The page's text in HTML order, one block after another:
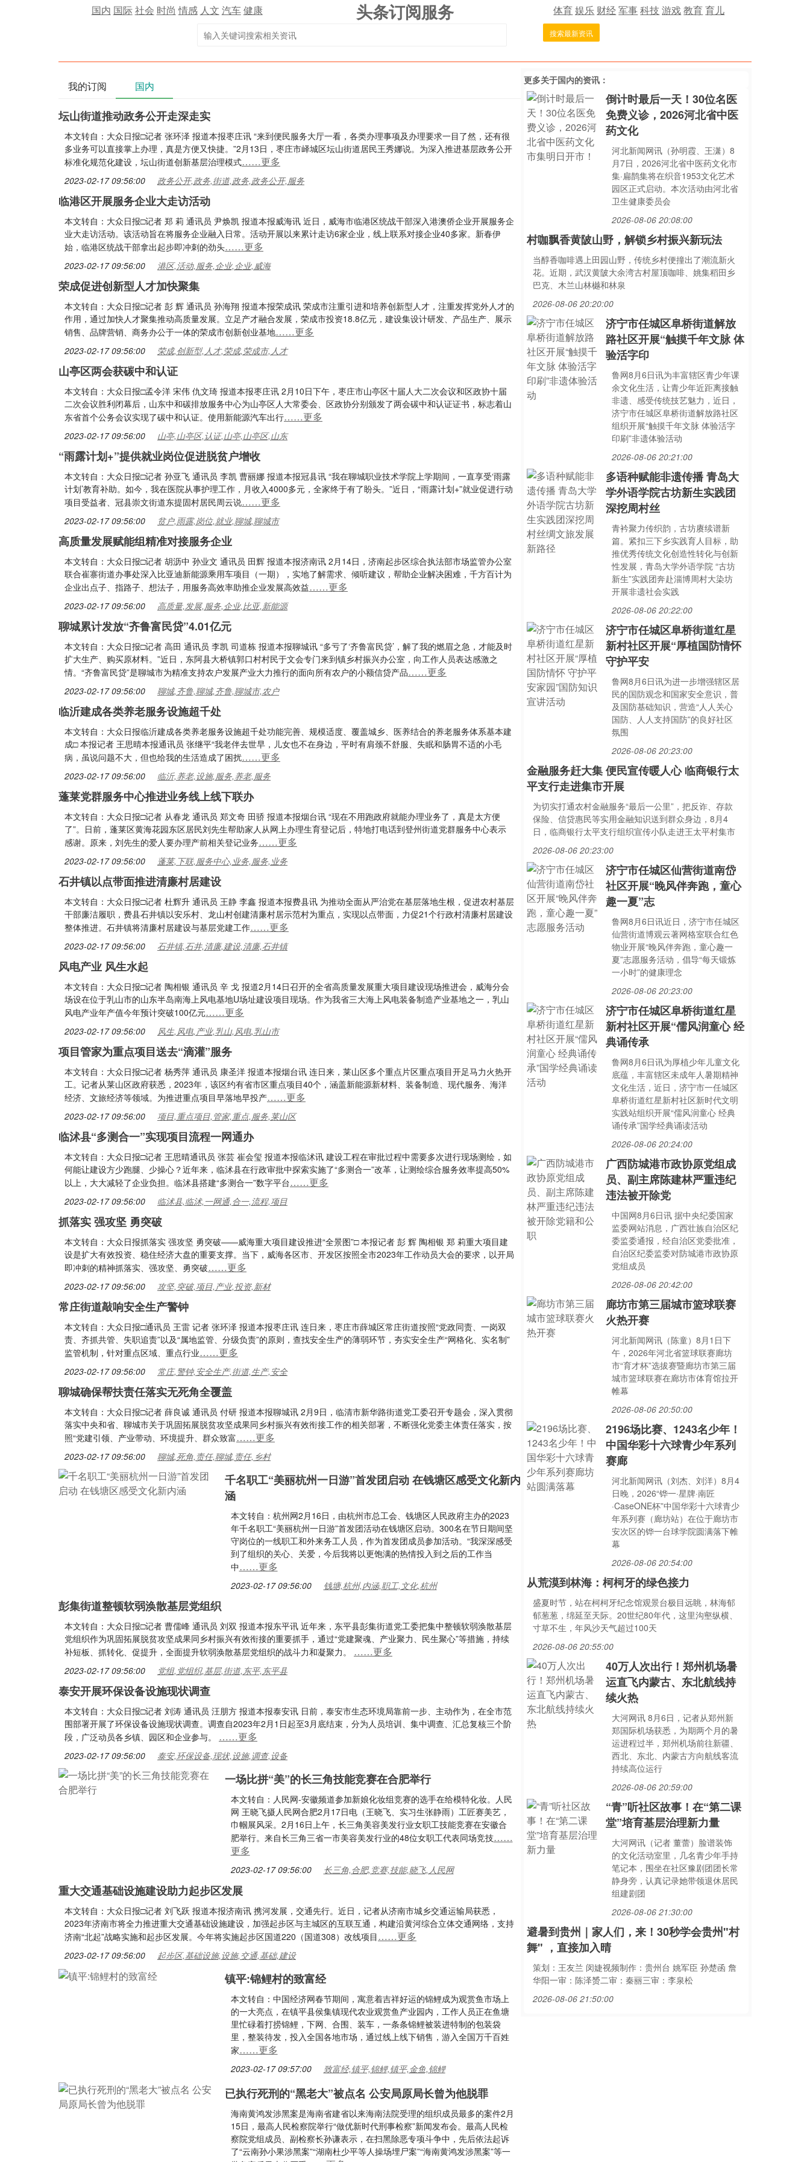
国内 国际社会 时尚 情感 人文 汽车健康 头条订阅服务 体育娱乐 财经军事科技游戏教育育儿
搜索最新资讯
我的订阅 国内
坛山街道推动政务公开走深走实
本文转自：大众日报□记者 张环泽 报道本报枣庄讯 “来到便民服务大厅一看，各类办理事项及办理要求一目了然，还有很
多业务可以直接掌上办理，真是方便又快捷。”2月13日，枣庄市峄城区坛山街道居民王秀娜说。为深入推进基层政务公开
标准化规范化建设，坛山街道创新基层治理模式……更多
2023-02-17 09:56:00 政务公开,政务,街道,政务,政务公开,服务
临港区开展服务企业大走访活动
本文转自：大众日报□记者 郑 莉 通讯员 尹焕凯 报道本报威海讯 近日，威海市临港区统战干部深入港澳侨企业开展服务企
业大走访活动。该活动旨在将服务企业融入日常。活动开展以来累计走访6家企业，线上联系对接企业40多家。新春伊
始，临港区统战干部拿出起步即冲刺的劲头……更多
2023-02-17 09:56:00 港区,活动,服务,企业,企业,威海
荣成促进创新型人才加快聚集
本文转自：大众日报□记者 彭 辉 通讯员 孙海翔 报道本报荣成讯 荣成市注重引进和培养创新型人才，注重发挥党外人才的
作用，通过加快人才聚集推动高质量发展。立足产才融合发展，荣成市投资18.8亿元，建设集设计研发、产品生产、展示
销售、品牌营销、商务办公于一体的荣成市创新创业基地……更多
2023-02-17 09:56:00 荣成,创新型,人才,荣成,荣成市,人才
山亭区两会获碳中和认证
本文转自：大众日报□孟令洋 宋伟 仇文琦 报道本报枣庄讯 2月10日下午，枣庄市山亭区十届人大二次会议和区政协十届
二次会议胜利闭幕后，山东中和碳排放服务中心为山亭区人大常委会、区政协分别颁发了两会碳中和认证证书，标志着山
东省首个公务会议实现了碳中和认证。使用新能源汽车出行……更多
2023-02-17 09:56:00 山亭,山亭区,认证,山亭,山亭区,山东
“雨露计划+”提供就业岗位促进脱贫户增收
本文转自：大众日报□记者 孙亚飞 通讯员 李凯 曹丽娜 报道本报冠县讯 “我在聊城职业技术学院上学期间，一直享受‘雨露
计划’教育补助。如今，我在医院从事护理工作，月收入4000多元，全家终于有了盼头。”近日，“雨露计划+”就业促进行动
项目受益者、冠县崇文街道东提固村居民周云说……更多
2023-02-17 09:56:00 贫户,雨露,岗位,就业,聊城,聊城市
高质量发展赋能组精准对接服务企业
本文转自：大众日报□记者 胡沥中 孙业文 通讯员 田辉 报道本报济南讯 2月14日，济南起步区综合执法部市场监管办公室
联合崔寨街道办事处深入比亚迪新能源乘用车项目（一期），实地了解需求、倾听建议，帮助企业解决困难，千方百计为
企业出点子、指路子、想法子，用服务高效率助推企业发展高效益……更多
2023-02-17 09:56:00 高质量,发展,服务,企业,比亚,新能源
聊城累计发放“齐鲁富民贷”4.01亿元
本文转自：大众日报□记者 高田 通讯员 李凯 司道栋 报道本报聊城讯 “多亏了‘齐鲁富民贷’，解了我的燃眉之急，才能及时
扩大生产、购买原材料。”近日，东阿县大桥镇郭口村村民于文会专门来到镇乡村振兴办公室，向工作人员表达感激之
情。“齐鲁富民贷”是聊城市为精准支持农户发展产业大力推行的面向所有农户的小额信贷产品……更多
2023-02-17 09:56:00 聊城,齐鲁,聊城,齐鲁,聊城市,农户
临沂建成各类养老服务设施超千处
本文转自：大众日报临沂建成各类养老服务设施超千处功能完善、规模适度、覆盖城乡、医养结合的养老服务体系基本建
成□ 本报记者 王思晴本报通讯员 张继平“我老伴去世早，儿女也不在身边，平时有肩颈不舒服、失眠和肠胃不适的小毛
病，虽说问题不大，但也给我的生活造成了困扰……更多
2023-02-17 09:56:00 临沂,养老,设施,服务,养老,服务
蓬莱党群服务中心推进业务线上线下联办
本文转自：大众日报□记者 从春龙 通讯员 郑文奇 田骄 报道本报烟台讯 “现在不用跑政府就能办理业务了，真是太方便
了”。日前，蓬莱区黄海花园东区居民刘先生帮助家人从网上办理生育登记后，特地打电话到登州街道党群服务中心表示
感谢。原来，刘先生的爱人要办理产前相关登记业务……更多
2023-02-17 09:56:00 蓬莱,下联,服务中心,业务,服务,业务
石井镇以点带面推进清廉村居建设
本文转自：大众日报□记者 杜辉升 通讯员 王静 李鑫 报道本报费县讯 为推动全面从严治党在基层落地生根，促进农村基层
干部廉洁履职，费县石井镇以安乐村、龙山村创建清廉村居示范村为重点，实现以点带面，力促21个行政村清廉村居建设
整体推进。石井镇将清廉村居建设与基层党建工作……更多
2023-02-17 09:56:00 石井镇,石井,清廉,建设,清廉,石井镇
风电产业 风生水起
本文转自：大众日报□记者 陶相银 通讯员 辛 戈 报道2月14日召开的全省高质量发展重大项目建设现场推进会，威海分会
场设在位于乳山市的山东半岛南海上风电基地U场址建设项目现场。作为我省三大海上风电装备制造产业基地之一，乳山
风电产业年产值今年预计突破100亿元……更多
2023-02-17 09:56:00 风生,风电,产业,乳山,风电,乳山市
项目管家为重点项目送去“滴灌”服务
本文转自：大众日报□记者 杨秀萍 通讯员 康圣洋 报道本报烟台讯 连日来，莱山区多个重点片区重点项目开足马力火热开
工。记者从莱山区政府获悉，2023年，该区约有省市区重点项目40个，涵盖新能源新材料、装备制造、现代服务、海洋
经济、文旅经济等领域。为推进重点项目早落地早投产……更多
2023-02-17 09:56:00 项目,重点项目,管家,重点,服务,莱山区
临沭县“多测合一”实现项目流程一网通办
本文转自：大众日报□记者 王思晴通讯员 张芸 崔会玺 报道本报临沭讯 建设工程在审批过程中需要多次进行现场测绘，如
何能让建设方少跑腿、少操心？近年来，临沭县在行政审批中探索实施了“多测合一”改革，让测绘综合服务效率提高50%
以上，大大减轻了企业负担。临沭县搭建“多测合一”数字平台……更多
2023-02-17 09:56:00 临沭县,临沭,一网通,合一,流程,项目
抓落实 强攻坚 勇突破
本文转自：大众日报抓落实 强攻坚 勇突破——威海重大项目建设推进“全景图”□ 本报记者 彭 辉 陶相银 郑 莉重大项目建
设是扩大有效投资、稳住经济大盘的重要支撑。当下，威海各区市、开发区按照全市2023年工作动员大会的要求，以开局
即冲刺的精神抓落实、强攻坚、勇突破……更多
2023-02-17 09:56:00 攻坚,突破,项目,产业,投资,新材
常庄街道敲响安全生产警钟
本文转自：大众日报□通讯员 王雷 记者 张环泽 报道本报枣庄讯 连日来，枣庄市薛城区常庄街道按照“党政同责、一岗双
责、齐抓共管、失职追责”以及“属地监管、分级负责”的原则，查找安全生产的薄弱环节，夯实安全生产“网格化、实名制”
监管机制，针对重点区域、重点行业……更多
2023-02-17 09:56:00 常庄,警钟,安全生产,街道,生产,安全
聊城确保帮扶责任落实无死角全覆盖
本文转自：大众日报□记者 薛良诚 通讯员 付研 报道本报聊城讯 2月9日，临清市新华路街道党工委召开专题会，深入贯彻
落实中央和省、聊城市关于巩固拓展脱贫攻坚成果同乡村振兴有效衔接工作的相关部署，不断强化党委主体责任落实，按
照“党建引领、产业带动、环境提升、群众致富……更多
2023-02-17 09:56:00 聊城,死角,责任,聊城,责任,乡村
千名职工“美丽杭州一日游”首发团启动 在钱塘区感受文化新内
涵
本文转自：杭州网2月16日，由杭州市总工会、钱塘区人民政府主办的2023
年千名职工“美丽杭州一日游”首发团活动在钱塘区启动。300名在节日期间坚
守岗位的一线职工和外来务工人员，作为首发团成员参加活动。“我深深感受
到了组织的关心、关爱，今后我将以更饱满的热情投入到之后的工作当
中……更多
2023-02-17 09:56:00 钱塘,杭州,内涵,职工,文化,杭州
彭集街道整顿软弱涣散基层党组织
本文转自：大众日报□记者 曹儒峰 通讯员 刘双 报道本报东平讯 近年来，东平县彭集街道党工委把集中整顿软弱涣散基层
党组织作为巩固拓展脱贫攻坚成果同乡村振兴有效衔接的重要抓手，通过“党建聚魂、产业聚力、民生聚心”等措施，持续
补短板、抓转化、促提升，全面提升软弱涣散基层党组织的战斗力和凝聚力。 ……更多
2023-02-17 09:56:00 党组,党组织,基层,街道,东平,东平县
泰安开展环保设备设施现状调查
本文转自：大众日报□记者 刘涛 通讯员 汪朋方 报道本报泰安讯 日前，泰安市生态环境局靠前一步、主动作为，在全市范
围部署开展了环保设备设施现状调查。调查自2023年2月1日起至3月底结束，分为人员培训、集中调查、汇总复核三个阶
段，广泛动员各乡镇、园区和企业参与。 ……更多
2023-02-17 09:56:00 泰安,环保设备,现状,设施,调查,设备
一场比拼“美”的长三角技能竞赛在合肥举行
本文转自：人民网-安徽频道参加新娘化妆组竞赛的选手在给模特化妆。人民
网 王晓飞摄人民网合肥2月17日电（王晓飞、实习生张静雨）工匠赛美艺，
巾帼展风采。2月16日上午，长三角美容美发行业女职工技能竞赛在安徽合
肥举行。来自长三角三省一市美容美发行业的48位女职工代表同场竞技……
更多
2023-02-17 09:56:00 长三角,合肥,竞赛,技能,晓飞,人民网
重大交通基础设施建设助力起步区发展
本文转自：大众日报□记者 刘飞跃 报道本报济南讯 携河发展，交通先行。近日，记者从济南市城乡交通运输局获悉，
2023年济南市将全力推进重大交通基础设施建设，加强起步区与主城区的互联互通，构建沿黄河综合立体交通网络，支持
济南“北起”战略实施和起步区发展。今年将实施起步区国道220（国道308）改线项目……更多
2023-02-17 09:56:00 起步区,基础设施,设施,交通,基础,建设
镇平:锦鲤村的致富经
本文转自：中国经济网春节期间，寓意着吉祥好运的锦鲤成为观赏鱼市场上
的一大亮点，在镇平县侯集镇现代农业观赏鱼产业园内，工作人员正在鱼塘
里忙碌着打捞锦鲤，下网、合围、装车，一条条锦鲤被装进特制的包装袋
里，整装待发，投入全国各地市场，通过线上线下销售，游入全国万千百姓
家……更多
2023-02-17 09:57:00 致富经,镇平,锦鲤,镇平,金鱼,锦鲤
已执行死刑的“黑老大”被点名 公安局原局长曾为他脱罪
海南黄鸿发涉黑案是海南省建省以来海南法院受理的组织成员最多的案件2月
15日，最高人民检察院举行“做优新时代刑事检察”新闻发布会。最高人民检
察院党组成员、副检察长孙谦表示，在扫黑除恶专项斗争中，先后依法起诉
了“云南孙小果涉黑案”“湖南杜少平等人操场埋尸案”“海南黄鸿发涉黑案”等一
更多关于国内的资讯：
倒计时最后一天！30位名医
免费义诊，2026河北省中医
药文化
河北新闻网讯（孙明霞、王潇）8
月7日，2026河北省中医药文化市
集·扁鹊集将在织音1953文化艺术
园区正式启动。本次活动由河北省
卫生健康委员会
2026-08-06 20:08:00
村咖飘香黄陂山野，解锁乡村振兴新玩法
当醇香咖啡遇上田园山野，传统乡村便撞出了潮流新火
花。近期，武汉黄陂大余湾古村屋顶咖啡、姚集稻田乡
巴克、木兰山林樾和林泉
2026-08-06 20:20:00
济宁市任城区阜桥街道解放
路社区开展“触摸千年文脉 体
验活字印
鲁网8月6日讯为丰富辖区青少年课
余文化生活，让青少年近距离接触
非遗、感受传统技艺魅力，近日，
济宁市任城区阜桥街道解放路社区
组织开展“触摸千年文脉 体验活字
印刷”非遗体验活动
2026-08-06 20:21:00
多语种赋能非遗传播 青岛大
学外语学院古坊新生实践团
深挖周村丝
青衿聚力传织韵，古坊赓续谱新
篇。紧扣三下乡实践育人目标，助
推优秀传统文化创造性转化与创新
性发展，青岛大学外语学院 “古坊
新生”实践团奔赴淄博周村大染坊
开展非遗社会实践
2026-08-06 20:22:00
济宁市任城区阜桥街道红星
新村社区开展“厚植国防情怀
守护平安
鲁网8月6日讯为进一步增强辖区居
民的国防观念和国家安全意识，普
及国防基础知识，营造“人人关心
国防、人人支持国防”的良好社区
氛围
2026-08-06 20:23:00
金融服务赶大集 便民宣传暖人心 临商银行太
平支行走进集市开展
为切实打通农村金融服务“最后一公里”，把反诈、存款
保险、信贷惠民等实用金融知识送到群众身边，8月4
日，临商银行太平支行组织宣传小队走进王太平村集市
2026-08-06 20:23:00
济宁市任城区仙营街道南岱
社区开展“晚风伴奔跑，童心
趣一夏”志
鲁网8月6日讯近日，济宁市任城区
仙营街道博观云著网格室联合红色
物业开展“晚风伴奔跑，童心趣一
夏”志愿服务活动，倡导“每天锻炼
一小时”的健康理念
2026-08-06 20:23:00
济宁市任城区阜桥街道红星
新村社区开展“儒风润童心 经
典诵传承
鲁网8月6日讯为厚植少年儿童文化
底蕴，丰富辖区未成年人暑期精神
文化生活，近日，济宁市一任城区
阜桥街道红星新村社区新时代文明
实践站组织开展“儒风润童心 经典
诵传承”国学经典诵读活动
2026-08-06 20:24:00
广西防城港市政协原党组成
员、副主席陈建林严重违纪
违法被开除党
中国网8月6日讯 据中央纪委国家
监委网站消息，广西壮族自治区纪
委监委通报，经自治区党委批准，
自治区纪委监委对防城港市政协原
党组成员
2026-08-06 20:42:00
廊坊市第三届城市篮球联赛
火热开赛
河北新闻网讯（陈童）8月1日下
午，2026年河北省篮球联赛廊坊
市“育才杯”选拔赛暨廊坊市第三届
城市篮球联赛在廊坊市体育馆拉开
帷幕
2026-08-06 20:50:00
2196场比赛、1243名少年！
中国华彩十六球青少年系列
赛廊
河北新闻网讯（刘杰、刘洋）8月4
日晚，2026“铧一·星牌·南匠
·CaseONE杯”中国华彩十六球青少
年系列赛（廊坊站）在位于廊坊市
安次区的铧一台球学院圆满落下帷
幕
2026-08-06 20:54:00
从荒漠到林海：柯柯牙的绿色接力
盛夏时节，站在柯柯牙纪念馆观景台极目远眺，林海郁
郁葱葱，绵延至天际。20世纪80年代，这里沟壑纵横、
寸草不生，年风沙天气超过100天
2026-08-06 20:55:00
40万人次出行！郑州机场暑
运直飞内蒙古、东北航线持
续火热
大河网讯 8月6日，记者从郑州新
郑国际机场获悉，为期两个月的暑
运进程过半，郑州机场前往新疆、
西北、东北、内蒙古方向航线客流
持续高位运行
2026-08-06 20:59:00
“青”听社区故事！在“第二课
堂”培育基层治理新力量
大河网讯（记者 董蕾）脸谱装饰
的文化活动室里，几名青少年手持
笔记本，围坐在社区豫剧团团长常
静身旁，认真记录她带领退休居民
组建剧团
2026-08-06 21:30:00
避暑到贵州｜家人们，来！30秒学会贵州"村
舞" ，直接加入晴
策划：王友兰 闵婕视频制作：贵州台 姚军臣 孙楚函 詹
华阳一审：陈泽赟二审：秦丽三审：李泉松
2026-08-06 21:50:00